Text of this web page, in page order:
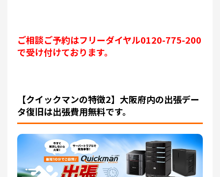
ご相談ご予約はフリーダイヤル0120-775-200
で受け付けております。
【クイックマンの特徴2】大阪府内の出張デー
タ復旧は出張費用無料です。